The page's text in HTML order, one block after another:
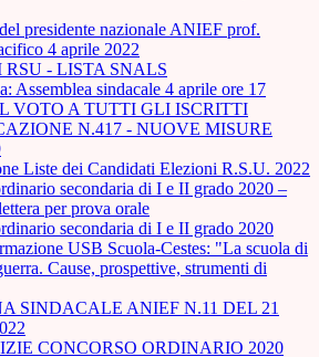
presidente nazionale ANIEF prof.
4 aprile 2022
- LISTA SNALS
Assemblea sindacale 4 aprile ore 17
VOTO A TUTTI GLI ISCRITTI
N.417 - NUOVE MISURE
Liste dei Candidati Elezioni R.S.U. 2022
secondaria di I e II grado 2020 –
per prova orale
secondaria di I e II grado 2020
USB Scuola-Cestes: "La scuola di
Cause, prospettive, strumenti di
SINDACALE ANIEF N.11 DEL 21
CONCORSO ORDINARIO 2020